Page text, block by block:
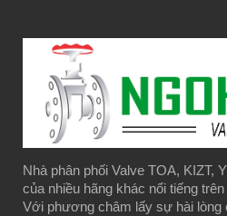
Nhà phân phối Valve TOA, KIZT,
của nhiều hãng khác nổi tiếng
Với phương châm lấy sự hài lòng